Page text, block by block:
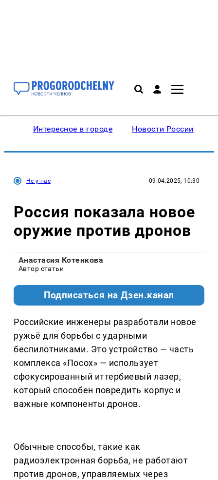
Интересное в городе Новости России
Не у нас 09.04.2025, 10:30
Россия показала новое
оружие против дронов
Анастасия Котенкова
Автор статьи
Подписаться на Дзен.канал
Российские инженеры разработали новое
ружьё для борьбы с ударными
беспилотниками. Это устройство — часть
комплекса «Посох» — использует
сфокусированный иттербиевый лазер,
который способен повредить корпус и
важные компоненты дронов.
Обычные способы, такие как
радиоэлектронная борьба, не работают
против дронов, управляемых через